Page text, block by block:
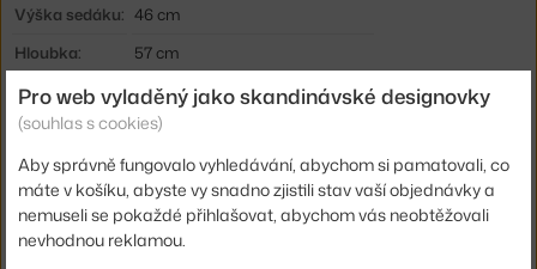
Výška sedáku: 46 cm
Hloubka:
57 cm
Šířka:
59,5 cm
Hmotnost:
7,04 kg
Područky:
s područkami
tmavě šedá
Materiál:
recyklovaný plast, dubové dřevo
Pro web vyladěný jako skandinávské designovky
(souhlas s cookies)
Aby správně fungovalo vyhledávání, abychom si pamatovali, co
máte v košíku, abyste vy snadno zjistili stav vaší objednávky a
nemuseli se pokaždé přihlašovat, abychom vás neobtěžovali
nevhodnou reklamou.